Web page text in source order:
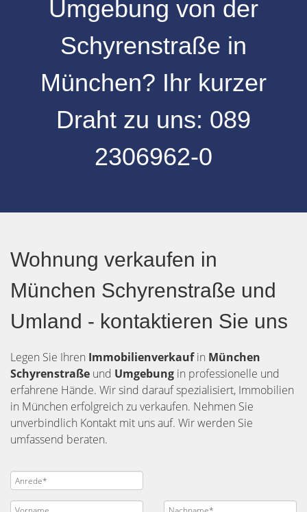
Umgebung von der
Schyrenstraße in
München? Ihr kurzer
Draht zu uns: 089
2306962-0
Wohnung verkaufen in
München Schyrenstraße und
Umland - kontaktieren Sie uns
Legen Sie Ihren Immobilienverkaufin München
Schyrenstraße und Umgebung in professionelle und
erfahrene Hände. Wir sind darauf spezialisiert, Immobilien
in München erfolgreich zu verkaufen. Nehmen Sie
unverbindlich Kontakt mit uns auf. Wir werden Sie
umfassend beraten.